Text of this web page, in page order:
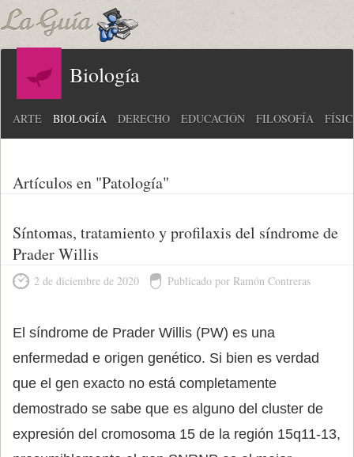
Biología
ARTE BIOLOGÍA DERECHO EDUCACIÓN FILOSOFÍA
Artículos en "Patología"
Síntomas, tratamiento y profilaxis del síndrome de
Prader Willis
2 de diciembre de 2020 Publicado por Ramón Contreras
El síndrome de Prader Willis (PW) es una
enfermedad e origen genético. Si bien es verdad
que el gen exacto no está completamente
demostrado se sabe que es alguno del cluster de
expresión del cromosoma 15 de la región 15q11-13,